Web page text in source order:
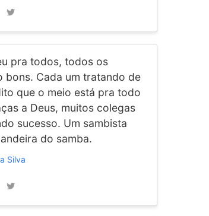
pra todos, todos os
bons. Cada um tratando de
que o meio está pra todo
a Deus, muitos colegas
sucesso. Um sambista
do samba.
Silva